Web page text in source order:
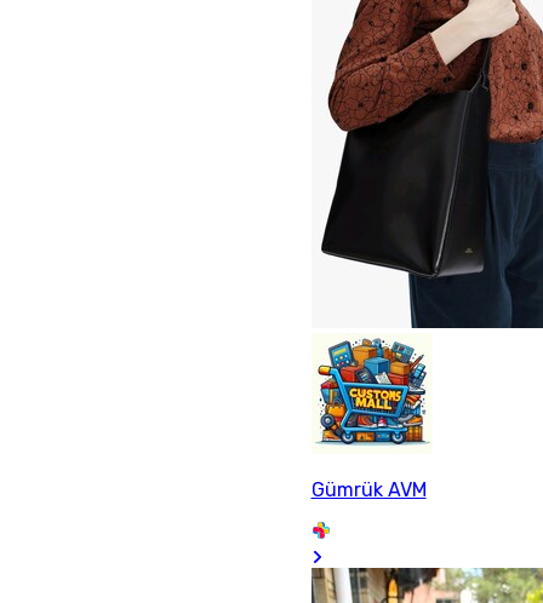
Gümrük AVM